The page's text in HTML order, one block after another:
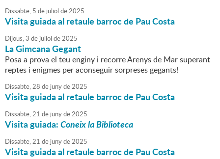
Dissabte, 5 de juliol de2025
Visita guiada al retaule barroc de Pau Costa
Dijous,3 de juliol de2025
La Gimcana Gegant
Posa a prova el teu enginy i recorre Arenys de Mar superant
reptes i enigmes per aconseguir sorpreses gegants!
Dissabte,28 de junyde2025
Visita guiada al retaule barroc de Pau Costa
Dissabte,21 de junyde2025
Visita guiada:Coneix la Biblioteca
Dissabte,21 de junyde2025
Visita guiada al retaule barroc de Pau Costa